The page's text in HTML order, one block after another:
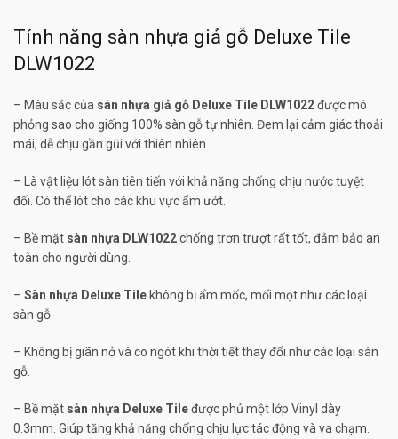
Tính năng sàn nhựa giả gỗ Deluxe Tile
DLW1022
– Màu sắc của sàn nhựa giả gỗ Deluxe Tile DLW1022được mô
phỏng sao cho giống 100% sàn gỗ tự nhiên. Đem lại cảm giác thoải
mái, dễ chịu gần gũi với thiên nhiên.
– Là vật liệu lót sàn tiên tiến với khả năng chống chịu nước tuyệt
đối. Có thể lót cho các khu vực ẩm ướt.
– Bề mặt sàn nhựa DLW1022chống trơn trượt rất tốt, đảm bảo an
toàn cho người dùng.
– Sàn nhựa Deluxe Tile không bị ẩm mốc, mối mọt như các loại
sàn gỗ.
– Không bị giãn nở và co ngót khi thời tiết thay đổi như các loại sàn
gỗ.
– Bề mặt sàn nhựa Deluxe Tileđược phủ một lớp Vinyl dày
0.3mm. Giúp tăng khả năng chống chịu lực tác động và va chạm.